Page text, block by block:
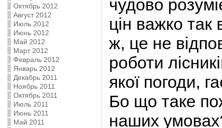
Октябрь 2012
Август 2012
Июль 2012
Июнь 2012
Май 2012
Март 2012
Февраль 2012
Январь 2012
Декабрь 2011
Ноябрь 2011
Октябрь 2011
Июль 2011
Июнь 2011
Май 2011
чудово
цін важко так
ж, це не
роботи
якої погоди,
Бо що таке
наших